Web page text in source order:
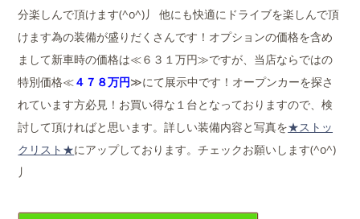
分楽しんで頂けます(^o^)丿 他にも快適にドライブを楽しんで頂
けます為の装備が盛りだくさんです！オプションの価格を含め
まして新車時の価格は≪６３１万円≫ですが、当店ならではの
特別価格≪４７８万円≫にて展示中です！オープンカーを探さ
れています方必見！お買い得な１台となっておりますので、検
討して頂ければと思います。詳しい装備内容と写真を★ストッ
クリスト★にアップしております。チェックお願いします(^o^)
丿